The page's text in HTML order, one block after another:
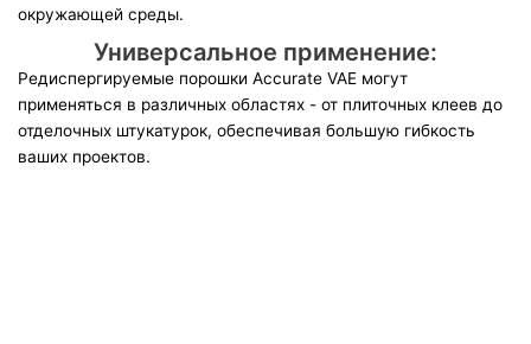
окружающей среды.
Универсальное применение:
Редиспергируемые порошки Accurate VAE могут
применяться в различных областях - от плиточных клеев до
отделочных штукатурок, обеспечивая большую гибкость
ваших проектов.